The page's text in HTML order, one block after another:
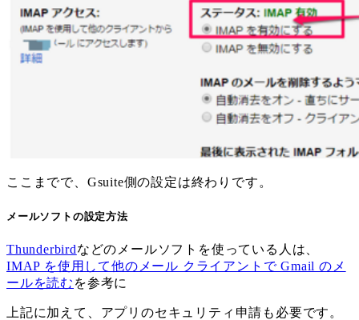
ここまでで、Gsuite側の設定は終わりです。
メールソフトの設定方法
Thunderbirdなどのメールソフトを使っている人は、
IMAP を使用して他のメール クライアントで Gmail のメ
ールを読む を参考に
上記に加えて、アプリのセキュリティ申請も必要です。